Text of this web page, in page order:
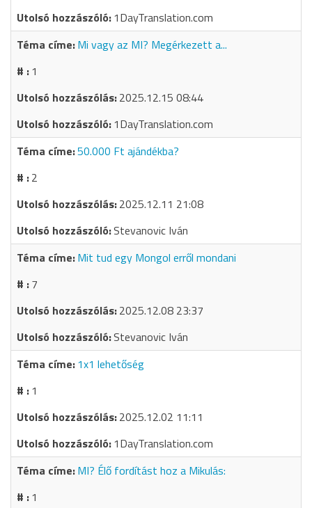
1DayTranslation.com
Mi vagy az MI? Megérkezett a...
1
2025.12.15 08:44
1DayTranslation.com
50.000 Ft ajándékba?
2
2025.12.11 21:08
Stevanovic Iván
Mit tud egy Mongol erről mondani
7
2025.12.08 23:37
Stevanovic Iván
1x1 lehetőség
1
2025.12.02 11:11
1DayTranslation.com
MI? Élő fordítást hoz a Mikulás:
1